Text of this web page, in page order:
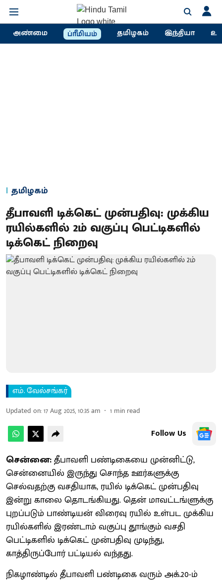
அண்மை ப்ரீமியம் தமிழகம் இந்தியா
தமிழகம்
தீபாவளி டிக்கெட் முன்பதிவு: முக்கிய
ரயில்களில் 2ம் வகுப்பு பெட்டிகளில்
டிக்கெட் நிறைவு
எம். வேல்சங்கர்
Updated on:17 Aug 2025, 10:35 am 1 min read
Follow Us
சென்னை:தீபாவளி பண்டிகையை முன்னிட்டு,
சென்னையில் இருந்து சொந்த ஊர்களுக்கு
செல்வதற்கு வசதியாக, ரயில் டிக்கெட் முன்பதிவு
இன்று காலை தொடங்கியது. தென் மாவட்டங்ளுக்கு
புறப்படும் பாண்டியன் விரைவு ரயில் உள்பட முக்கிய
ரயில்களில் இரண்டாம் வகுப்பு தூங்கும் வசதி
பெட்டிகளில் டிக்கெட் முன்பதிவு முடிந்து,
காத்திருப்போர் பட்டியல் வந்தது.
நிகழாண்டில் தீபாவளி பண்டிகை வரும் அக்.20-ம்